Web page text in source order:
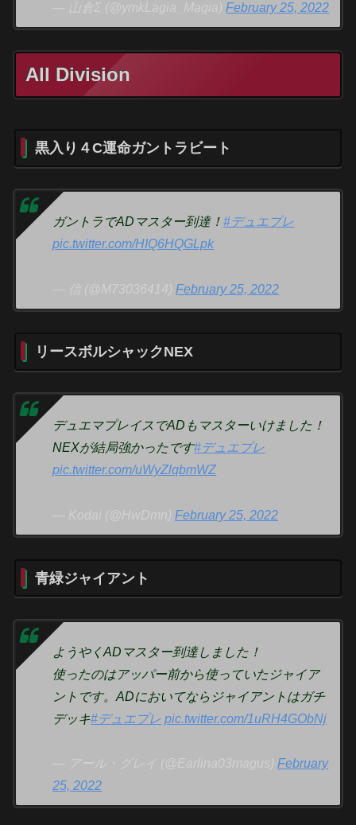
— 山倉Σ (@ymkLagia_Magia)February 25, 2022
All Division
黒入り４C運命ガントラビート
ガントラでADマスター到達！#デュエプレ
pic.twitter.com/HIQ6HQGLpk
— 信 (@M73036414)February 25, 2022
リースボルシャックNEX
デュエマプレイスでADもマスターいけました！
NEXが結局強かったです#デュエプレ
pic.twitter.com/uWyZlqbmWZ
— Kodai (@HwDmn)February 25, 2022
青緑ジャイアント
ようやくADマスター到達しました！
使ったのはアッパー前から使っていたジャイア
ントです。ADにおいてならジャイアントはガチ
デッキ#デュエプレ pic.twitter.com/1uRH4GObNj
— アール・グレイ (@Earlina03magus)February
25, 2022